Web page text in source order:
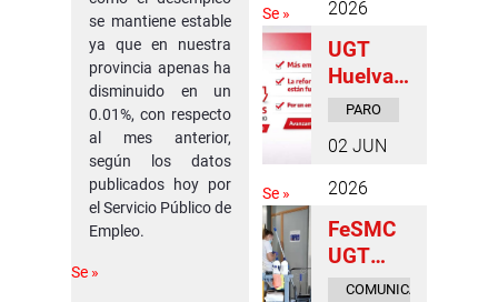
se mantiene estable
ya que en nuestra
provincia apenas ha
disminuido en un
0.01%, con respecto
al mes anterior,
según los datos
publicados hoy por
el Servicio Público de
Empleo.
Se »
desde la
Libertad
”
fija las
líneas
estratég
icas
próximo
periodo.
2026
Se »
UGT
Huelva
valora la
del paro
en mayo
destaca
el
impacto
PARO
02 JUN
2026
Se »
FeSMC
UGT
Huelva
COMUNICADOS